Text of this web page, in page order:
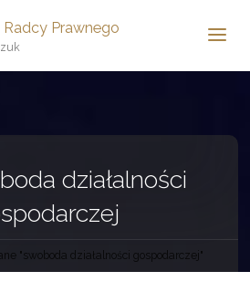
Radcy Prawnego
działalności
"swoboda działalności gospodarczej"